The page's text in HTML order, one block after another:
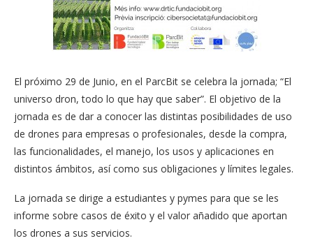
El próximo 29 de Junio, en el ParcBit se celebra la jornada; “El
universo dron, todo lo que hay que saber”. El objetivo de la
jornada es de dar a conocer las distintas posibilidades de uso
de drones para empresas o profesionales, desde la compra,
las funcionalidades, el manejo, los usos y aplicaciones en
distintos ámbitos, así como sus obligaciones y límites legales.
La jornada se dirige a estudiantes y pymes para que se les
informe sobre casos de éxito y el valor añadido que aportan
los drones a sus servicios.